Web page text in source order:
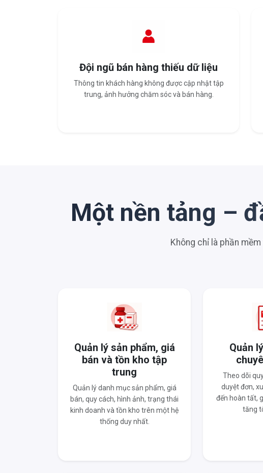
Đội ngũ bán hàng thiếu dữ liệu
Thông tin khách hàng không được cập nhật tập
trung, ảnh hưởng chăm sóc và bán hàng.
Một nền tảng –
Không chỉ là phần
Quản lý sản phẩm, giá
bán và tồn kho tập
trung
Quản lý danh mục sản phẩm, giá
bán, quy cách, hình ảnh, trạng thái
kinh doanh và tồn kho trên một hệ
thống duy nhất.
Quản
Theo dõi
duyệt đơn,
đến hoàn tất,
tăng